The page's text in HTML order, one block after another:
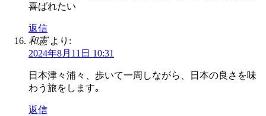
喜ばれたい
返信
和憲 より:
2024年8月11日 10:31
日本津々浦々、歩いて一周しながら、日本の良さを味
わう旅をします｡
返信